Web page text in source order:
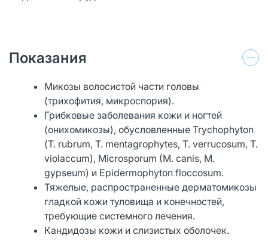
Показания
Микозы волосистой части головы
(трихофития, микроспория).
Грибковые заболевания кожи и ногтей
(онихомикозы), обусловленные Trychophyton
(Т. rubrum, Т. mentagrophytes, Т. verrucosum, Т.
violaccum), Microsporum (M. сanis, M.
gypseum) и Epidermophyton floccosum.
Тяжелые, распространенные дерматомикозы
гладкой кожи туловища и конечностей,
требующие системного лечения.
Кандидозы кожи и слизистых оболочек.